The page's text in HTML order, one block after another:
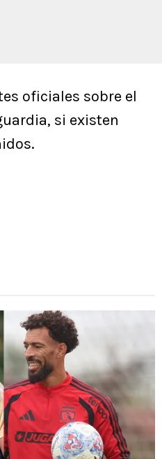
oficiales sobre el
si existen